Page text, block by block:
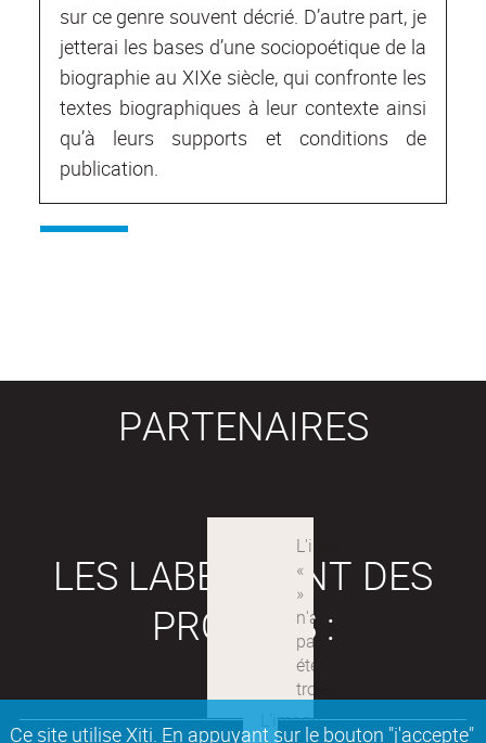
Ce site utilise Xiti. En appuyant sur le bouton "j'accepte"
sur ce genre souvent décrié. D’autre part, je
jetterai les bases d’une sociopoétique de la
biographie au XIXe siècle, qui confronte les
textes biographiques à leur contexte ainsi
qu’à leurs supports et conditions de
publication.
PARTENAIRES
LES LABEX SONT DES
PROJETS :